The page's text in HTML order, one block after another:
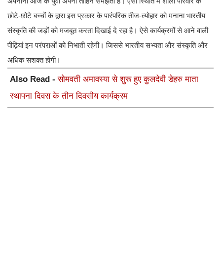
छोटे-छोटे बच्चों के द्वारा इस प्रकार के पारंपरिक तीज-त्योहार को मनाना भारतीय
संस्कृति की जड़ों को मजबूत करता दिखाई दे रहा है। ऐसे कार्यक्रमों से आने वाली
पीढ़ियां इन परंपराओं को निभाती रहेगी। जिससे भारतीय सभ्यता और संस्कृति और
अधिक सशक्त होगी।
Also Read -सोमवती अमावस्या से शुरू हुए कुलदेवी डेहरु माता
स्थापना दिवस के तीन दिवसीय कार्यक्रम